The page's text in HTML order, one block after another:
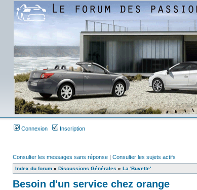
Connexion Inscription
Consulter les messages sans réponse | Consulter les sujets actifs
Index du forum » Discussions Générales » La 'Buvette'
Besoin d'un service chez orange